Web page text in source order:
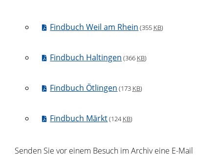
Findbuch Weil am Rhein (355 KB)
Findbuch Haltingen (366 KB)
Findbuch Ötlingen (173 KB)
Findbuch Märkt(124KB)
Senden Sie vor einem Besuch im Archiv eine E-Mail